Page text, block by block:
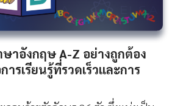
าอังกฤษ A-Z อย่างถูกต้อง
รเรียนรู้ที่รวดเร็วและการ